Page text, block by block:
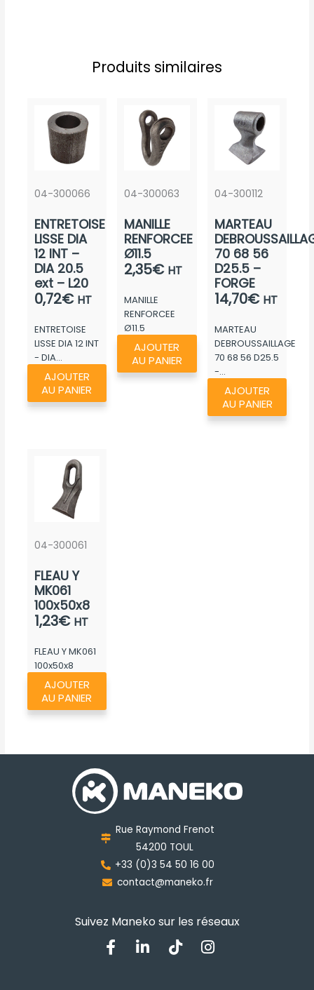
Produits similaires
04-300066
ENTRETOISE
LISSE DIA
12 INT –
DIA 20.5
ext – L20
0,72€ HT
ENTRETOISE
LISSE DIA 12 INT
- DIA...
AJOUTER
AU PANIER
04-300063
MANILLE
RENFORCEE
Ø11.5
2,35€ HT
MANILLE
RENFORCEE
Ø11.5
AJOUTER
AU PANIER
04-300112
MARTEAU
70 68 56
D25.5 –
FORGE
14,70€ HT
MARTEAU
DEBROUSSAILLAGE
70 68 56 D25.5
-...
AJOUTER
AU PANIER
04-300061
FLEAU Y
MK061
100x50x8
1,23€ HT
FLEAU Y MK061
100x50x8
AJOUTER
AU PANIER
Rue Raymond Frenot
54200 TOUL
+33 (0)3 54 50 16 00
contact@maneko.fr
Suivez Maneko sur les réseaux
F
a
L
i
T
i
I
n